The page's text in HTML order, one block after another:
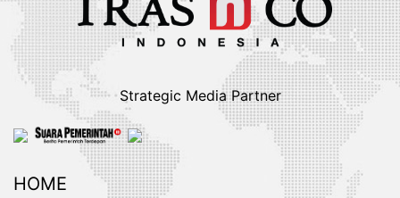
Strategic Media Partner
HOME